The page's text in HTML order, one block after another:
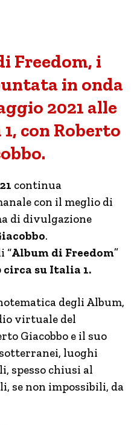
Freedom, i
in onda
2021 alle
con Roberto
continua
con il meglio di
di divulgazione
.
“Album di Freedom”
circa su Italia 1.
degli Album,
virtuale del
Giacobbo e il suo
luoghi
spesso chiusi al
se non impossibili, da